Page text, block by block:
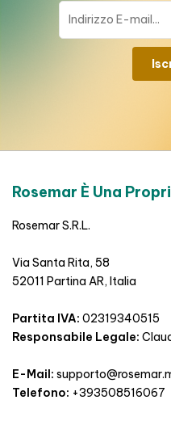
Rosemar È Una
Rosemar S.R.L.
Via Santa Rita, 58
52011 Partina AR, Italia
Partita IVA: 02319340515
Responsabile Legale:
E-Mail:
Telefono: +393508516067